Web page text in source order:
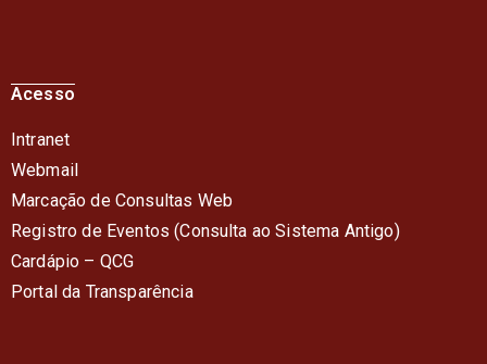
Acesso
Intranet
Webmail
Marcação de Consultas Web
Registro de Eventos (Consulta ao Sistema Antigo)
Cardápio – QCG
Portal da Transparência